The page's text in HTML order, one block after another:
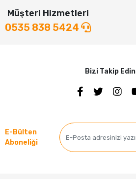
Müşteri Hizmetleri
0535 838 5424
Bizi Takip Edin
E-Bülten
Aboneliği